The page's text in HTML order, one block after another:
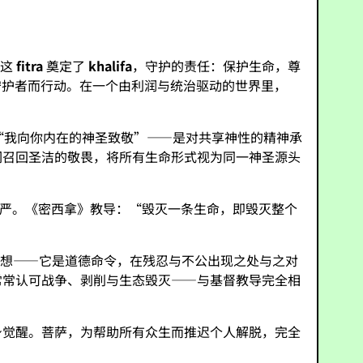
fitra奠定了 khalifa，守护的责任：保护生命，尊
而行动。在一个由利润与统治驱动的世界里，
你内在的神圣致敬”——是对共享神性的精神承
回圣洁的敬畏，将所有生命形式视为同一神圣源头
。《密西拿》教导：“毁灭一条生命，即毁灭整个
——它是道德命令，在残忍与不公出现之处与之对
认可战争、剥削与生态毁灭——与基督教导完全相
醒。菩萨，为帮助所有众生而推迟个人解脱，完全